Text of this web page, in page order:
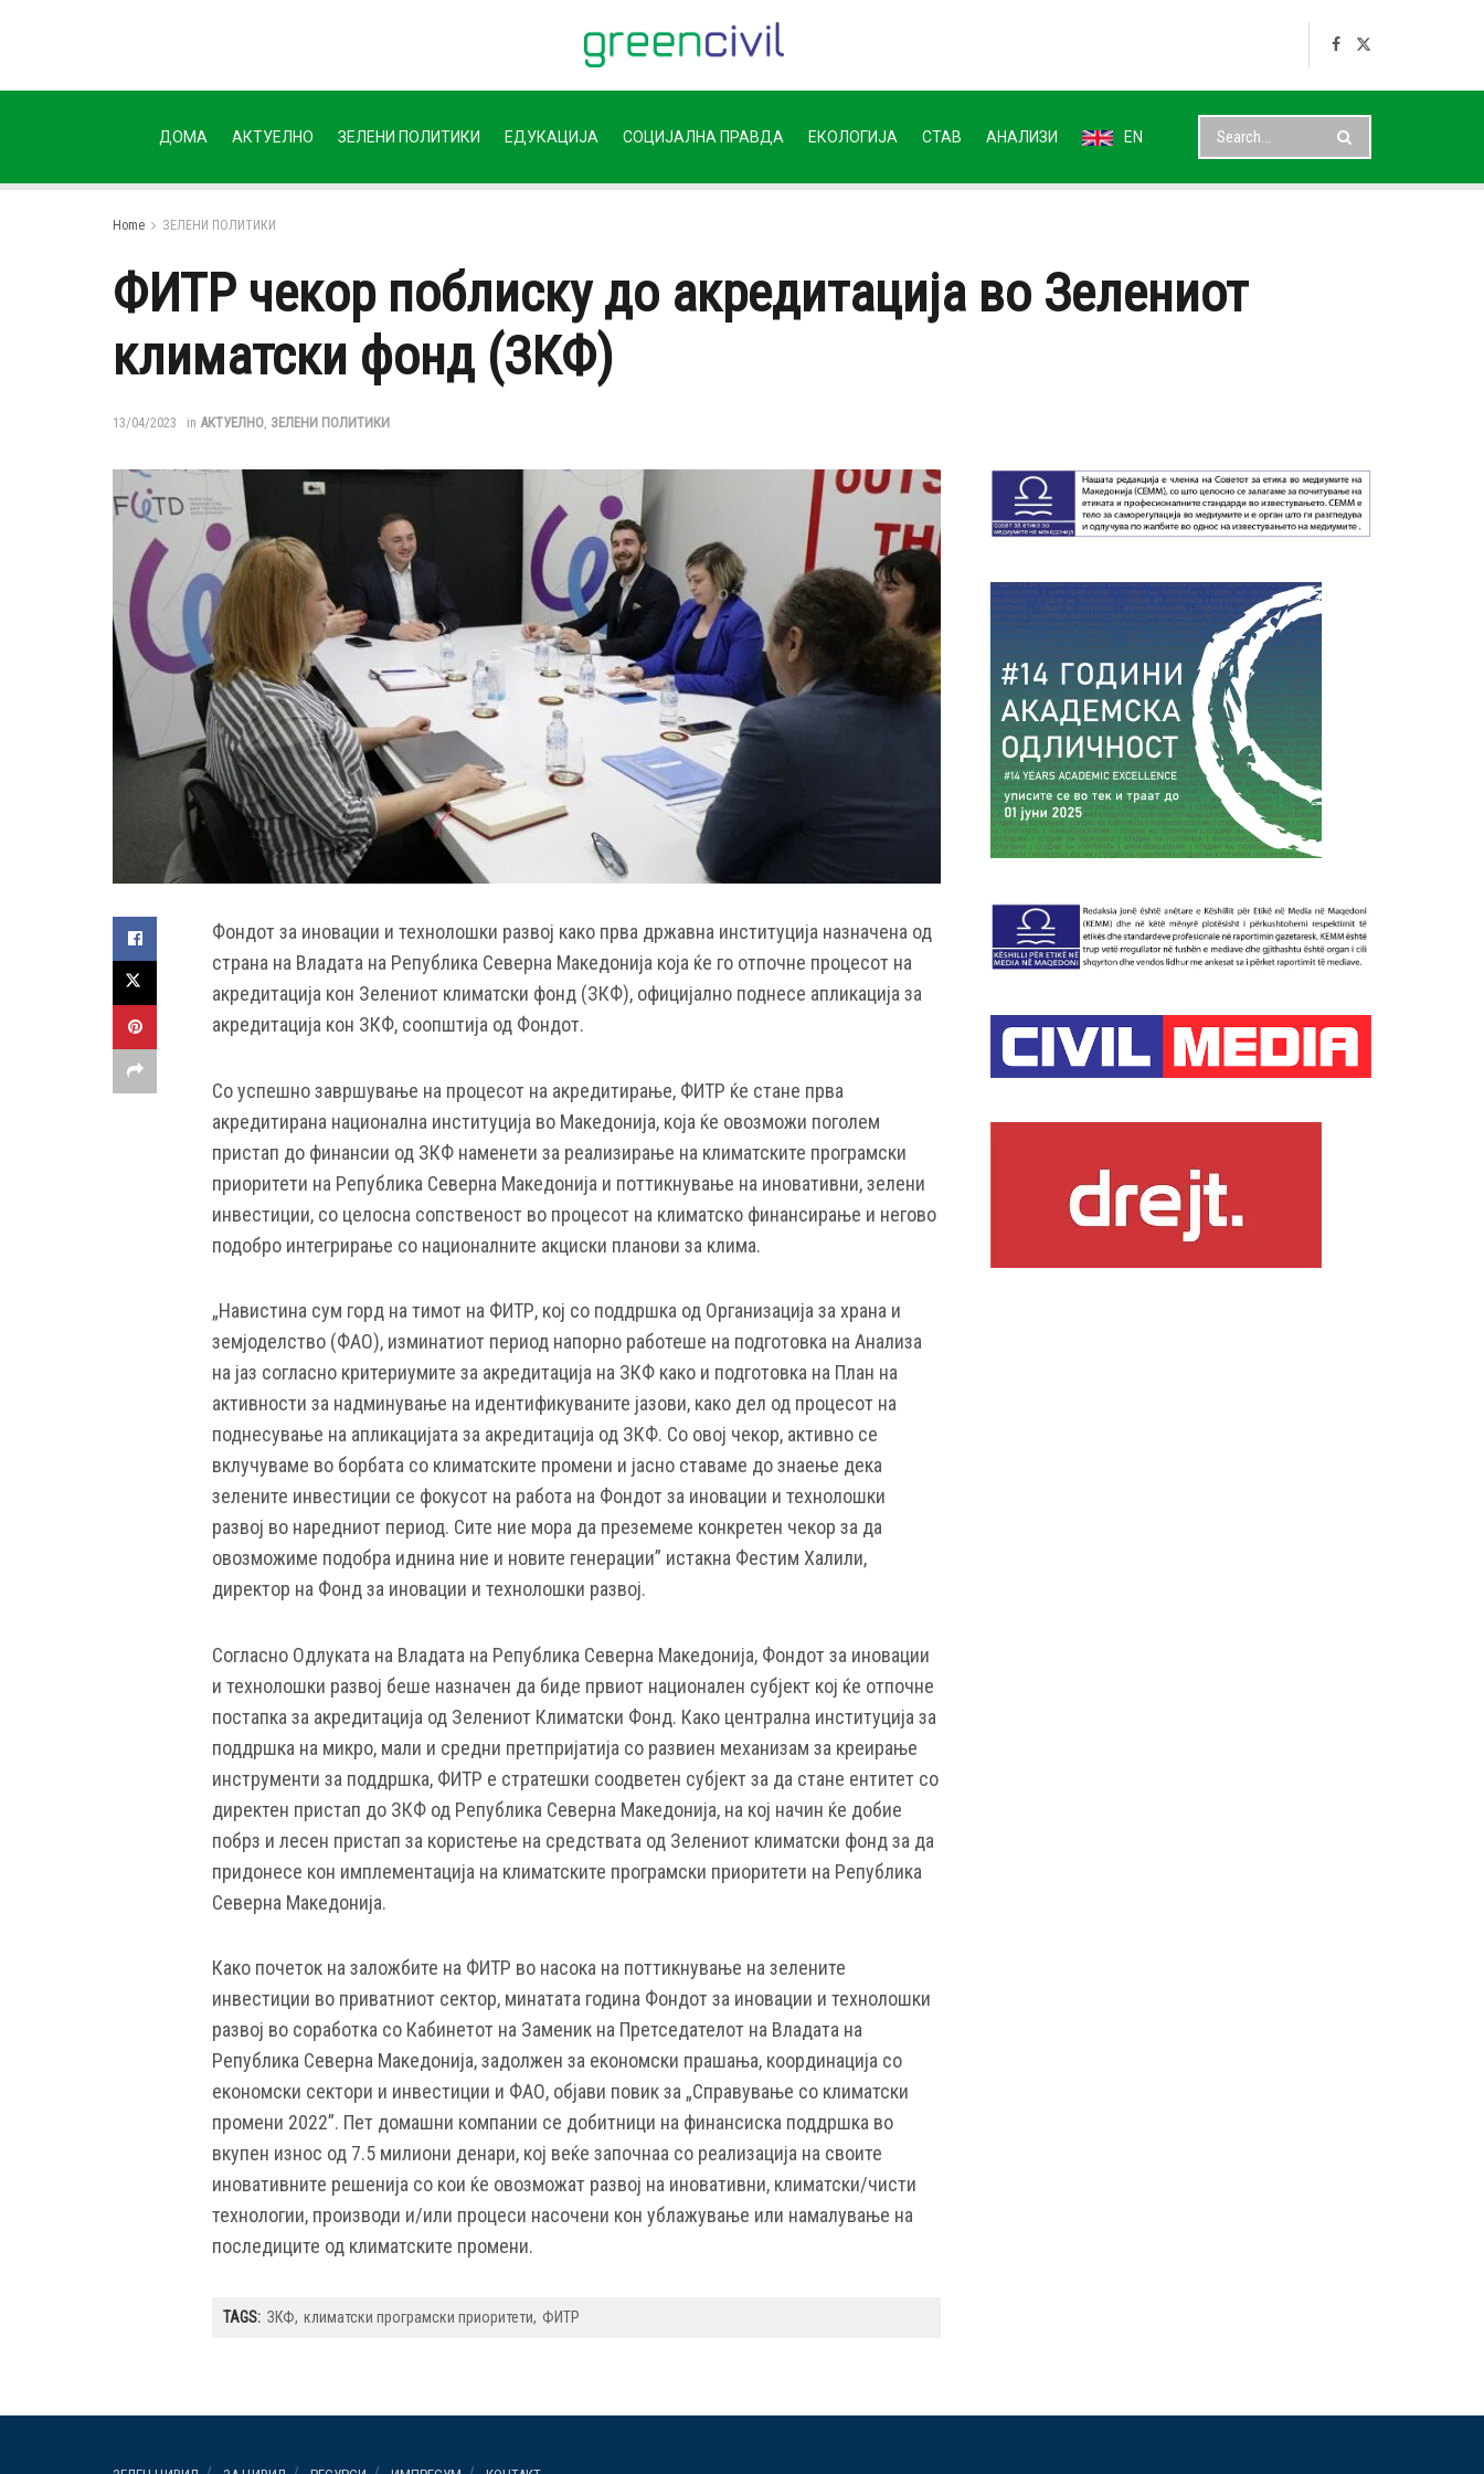
ДОМА АКТУЕЛНО ЗЕЛЕНИ ПОЛИТИКИ ЕДУКАЦИЈА СОЦИЈАЛНА ПРАВДА ЕКОЛОГИЈА СТАВ АНАЛИЗИ EN
Home ЗЕЛЕНИ ПОЛИТИКИ
ФИТР чекор поблиску до акредитација во Зелениот
климатски фонд (ЗКФ)
13/04/2023 in АКТУЕЛНО, ЗЕЛЕНИ ПОЛИТИКИ
Фондот за иновации и технолошки развој како прва државна институција назначена од
страна на Владата на Република Северна Македонија која ќе го отпочне процесот на
акредитација кон Зелениот климатски фонд (ЗКФ), официјално поднесе апликација за
акредитација кон ЗКФ, соопштија од Фондот.
Со успешно завршување на процесот на акредитирање, ФИТР ќе стане прва
акредитирана национална институција во Македонија, која ќе овозможи поголем
пристап до финансии од ЗКФ наменети за реализирање на климатските програмски
приоритети на Република Северна Македонија и поттикнување на иновативни, зелени
инвестиции, со целосна сопственост во процесот на климатско финансирање и негово
подобро интегрирање со националните акциски планови за клима.
„Навистина сум горд на тимот на ФИТР, кој со поддршка од Организација за храна и
земјоделство (ФАО), изминатиот период напорно работеше на подготовка на Анализа
на јаз согласно критериумите за акредитација на ЗКФ како и подготовка на План на
активности за надминување на идентификуваните јазови, како дел од процесот на
поднесување на апликацијата за акредитација од ЗКФ. Со овој чекор, активно се
вклучуваме во борбата со климатските промени и јасно ставаме до знаење дека
зелените инвестиции се фокусот на работа на Фондот за иновации и технолошки
развој во наредниот период. Сите ние мора да преземеме конкретен чекор за да
овозможиме подобра иднина ние и новите генерации” истакна Фестим Халили,
директор на Фонд за иновации и технолошки развој.
Согласно Одлуката на Владата на Република Северна Македонија, Фондот за иновации
и технолошки развој беше назначен да биде првиот национален субјект кој ќе отпочне
постапка за акредитација од Зелениот Климатски Фонд. Како централна институција за
поддршка на микро, мали и средни претпријатија со развиен механизам за креирање
инструменти за поддршка, ФИТР е стратешки соодветен субјект за да стане ентитет со
директен пристап до ЗКФ од Република Северна Македонија, на кој начин ќе добие
побрз и лесен пристап за користење на средствата од Зелениот климатски фонд за да
придонесе кон имплементација на климатските програмски приоритети на Република
Северна Македонија.
Како почеток на заложбите на ФИТР во насока на поттикнување на зелените
инвестиции во приватниот сектор, минатата година Фондот за иновации и технолошки
развој во соработка со Кабинетот на Заменик на Претседателот на Владата на
Република Северна Македонија, задолжен за економски прашања, координација со
економски сектори и инвестиции и ФАО, објави повик за „Справување со климатски
промени 2022”. Пет домашни компании се добитници на финансиска поддршка во
вкупен износ од 7.5 милиони денари, кој веќе започнаа со реализација на своите
иновативните решенија со кои ќе овозможат развој на иновативни, климатски/чисти
технологии, производи и/или процеси насочени кон ублажување или намалување на
последиците од климатските промени.
TAGS: ЗКФ климатски програмски приоритети ФИТР